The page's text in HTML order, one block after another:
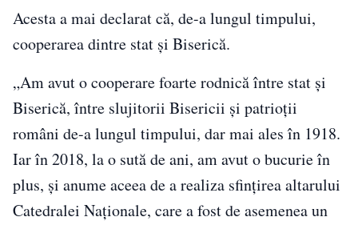
Acesta a mai declarat că, de-a lungul timpului,
cooperarea dintre stat și Biserică.
„Am avut o cooperare foarte rodnică între stat și
Biserică, între slujitorii Bisericii și patrioții
români de-a lungul timpului, dar mai ales în 1918.
Iar în 2018, la o sută de ani, am avut o bucurie în
plus, și anume aceea de a realiza sfințirea altarului
Catedralei Naționale, care a fost de asemenea un